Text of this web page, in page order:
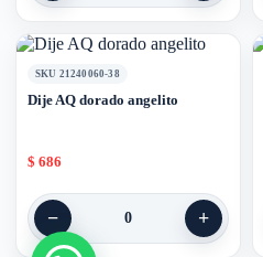
SKU 21240060-38
Dije AQ dorado angelito
$ 686
− 0 +